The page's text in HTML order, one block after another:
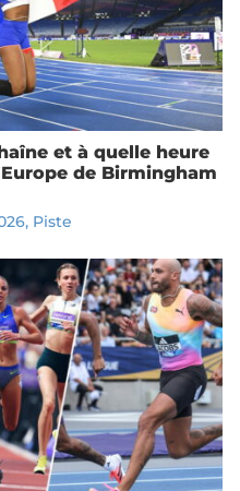
et à quelle heure
de Birmingham
, Piste